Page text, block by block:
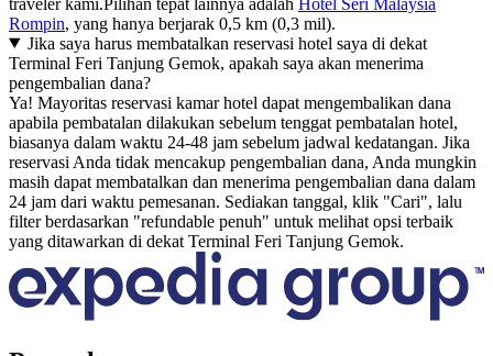
Rompin, yang hanya berjarak 0,5 km (0,3 mil).
Jika saya harus membatalkan reservasi hotel saya di dekat
Terminal Feri Tanjung Gemok, apakah saya akan menerima
pengembalian dana?
Ya! Mayoritas reservasi kamar hotel dapat mengembalikan dana
apabila pembatalan dilakukan sebelum tenggat pembatalan hotel,
biasanya dalam waktu 24-48 jam sebelum jadwal kedatangan. Jika
reservasi Anda tidak mencakup pengembalian dana, Anda mungkin
masih dapat membatalkan dan menerima pengembalian dana dalam
24 jam dari waktu pemesanan. Sediakan tanggal, klik "Cari", lalu
filter berdasarkan "refundable penuh" untuk melihat opsi terbaik
yang ditawarkan di dekat Terminal Feri Tanjung Gemok.